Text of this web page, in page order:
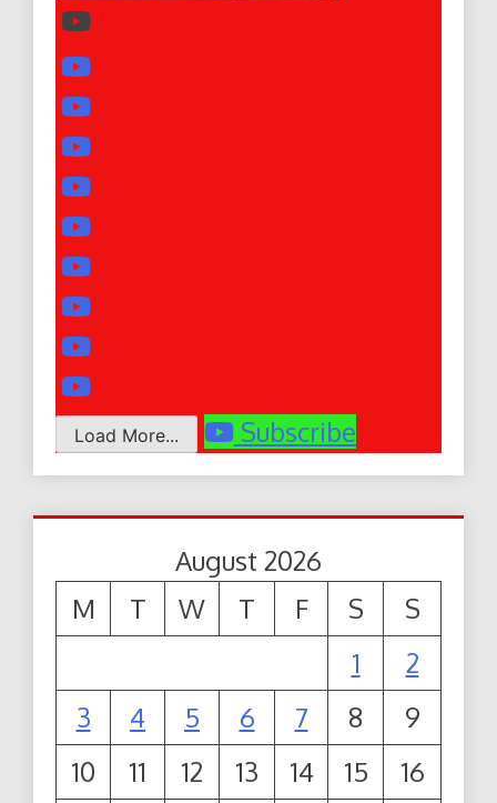
Load More... Subscribe
August 2026
M
T W T F S
S
1
2
3
4 5 6 7 8
9
10
11 12 13 14 15 16